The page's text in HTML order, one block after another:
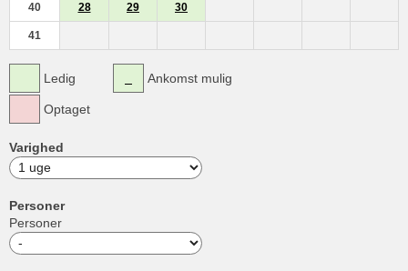
40 28 29 30
41
Ledig
Optaget
Ankomst mulig
Varighed
Personer
Personer